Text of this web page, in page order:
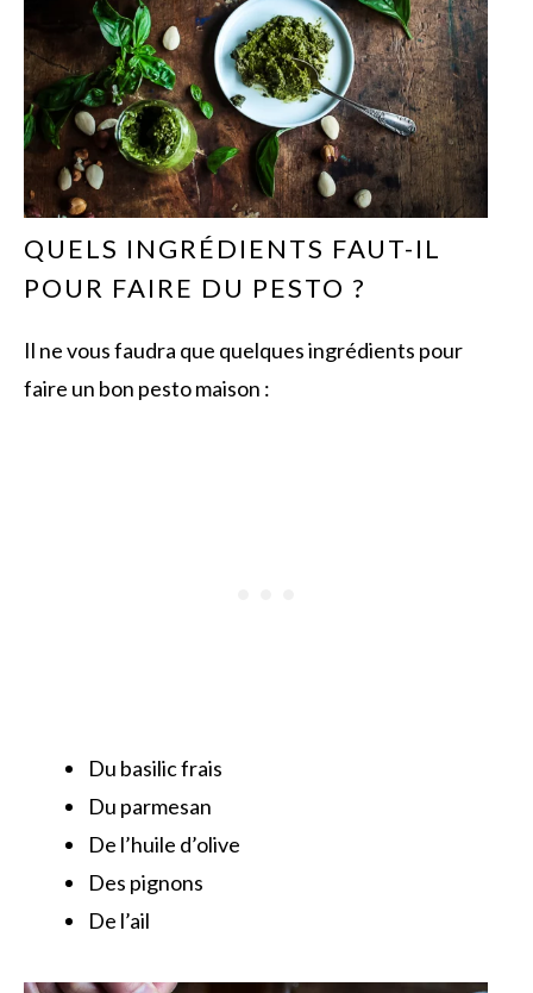
QUELS INGRÉDIENTS FAUT-IL
POUR FAIRE DU PESTO ?
Il ne vous faudra que quelques ingrédients pour
faire un bon pesto maison :
Du basilic frais
Du parmesan
De l’huile d’olive
Des pignons
De l’ail